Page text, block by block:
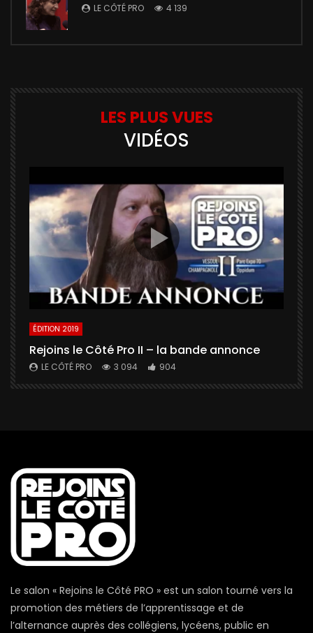
LE CÔTÉ PRO 4 139
LES PLUS VUES
VIDÉOS
ÉDITION 2019
Rejoins le Côté Pro II – la bande annonce
LE CÔTÉ PRO 3 094 904
Le salon « Rejoins le Côté PRO » est un salon tourné vers la
promotion des métiers de l’apprentissage et de
l’alternance auprès des collégiens, lycéens, public en